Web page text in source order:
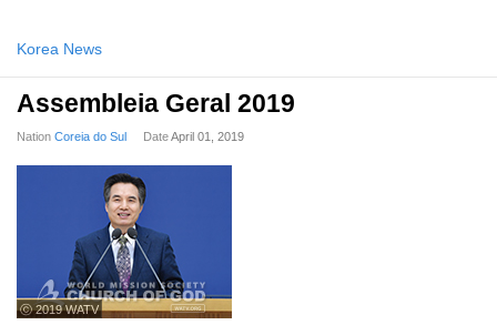
Korea News
Assembleia Geral 2019
Nation Coreia do Sul DateApril 01, 2019
ⓒ 2019 WATV